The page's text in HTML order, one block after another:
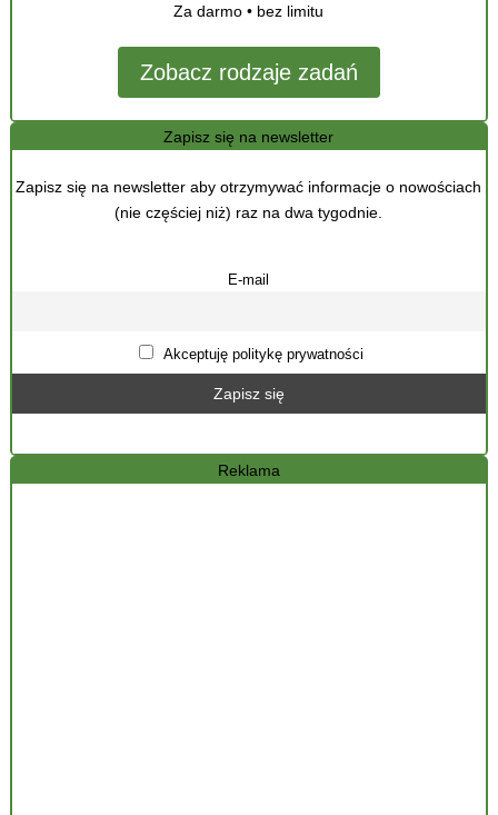
Za darmo • bez limitu
Zobacz rodzaje zadań
Zapisz się na newsletter
Zapisz się na newsletter aby otrzymywać informacje o nowościach
(nie częściej niż) raz na dwa tygodnie.
E-mail
Akceptuję politykę prywatności
Reklama